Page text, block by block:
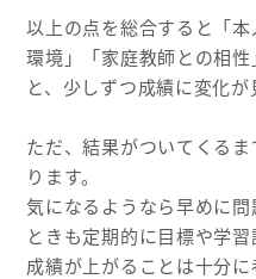
以上の点を総合すると「
環境」「家庭教師との相
と、少しずつ成績に変化が
ただ、結果がついてくる
ります。
気になるようなら早めに
ときも定期的に目標や学
成績が上がることは十分に